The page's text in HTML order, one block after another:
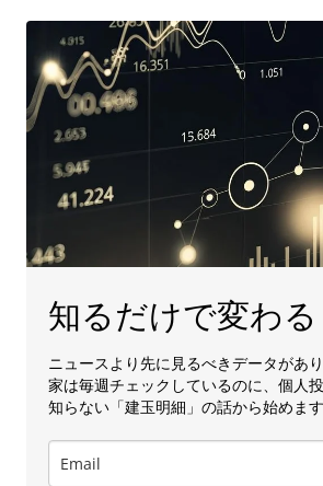
知るだけで変わる
ニュースより先に見るべきデータがあ
家は毎週チェックしているのに、個人
知らない「建玉明細」の話から始めます